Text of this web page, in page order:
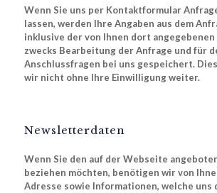
Wenn Sie uns per Kontaktformular
lassen, werden Ihre Angaben aus dem
inklusive der von Ihnen dort
zwecks Bearbeitung der Anfrage und für
Anschlussfragen bei uns gespeichert.
wir nicht ohne Ihre Einwilligung weiter.
Newsletterdaten
Wenn Sie den auf der Webseite
beziehen möchten, benötigen wir von
Adresse sowie Informationen, welche uns